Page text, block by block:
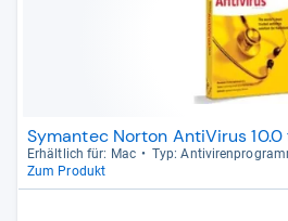
Symantec Norton AntiVirus
Erhält­lich für: Mac
Typ:
Zum Produkt